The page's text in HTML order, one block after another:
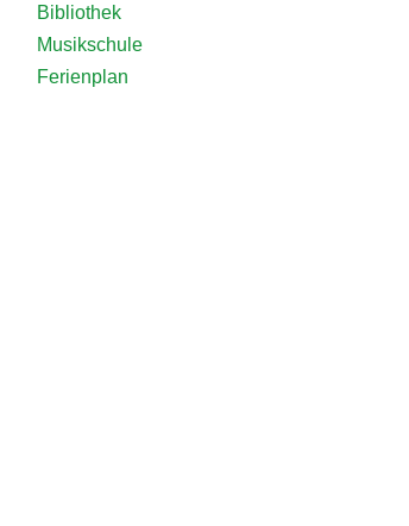
Bibliothek
Musikschule
Ferienplan